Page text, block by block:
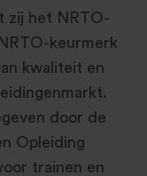
zij het NRTO-
keurmerk
kwaliteit en
door de
Opleiding
trainen en